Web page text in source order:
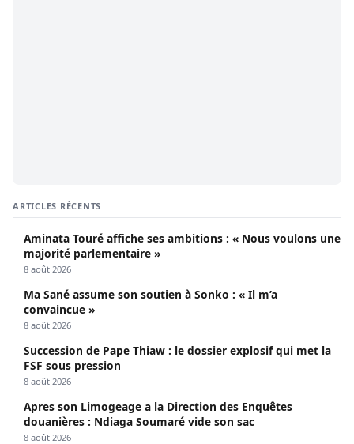
ARTICLES RÉCENTS
Aminata Touré affiche ses ambitions : « Nous voulons une
majorité parlementaire »
8 août 2026
Ma Sané assume son soutien à Sonko : « Il m’a
convaincue »
8 août 2026
Succession de Pape Thiaw : le dossier explosif qui met la
FSF sous pression
8 août 2026
Apres son Limogeage a la Direction des Enquêtes
douanières : Ndiaga Soumaré vide son sac
8 août 2026